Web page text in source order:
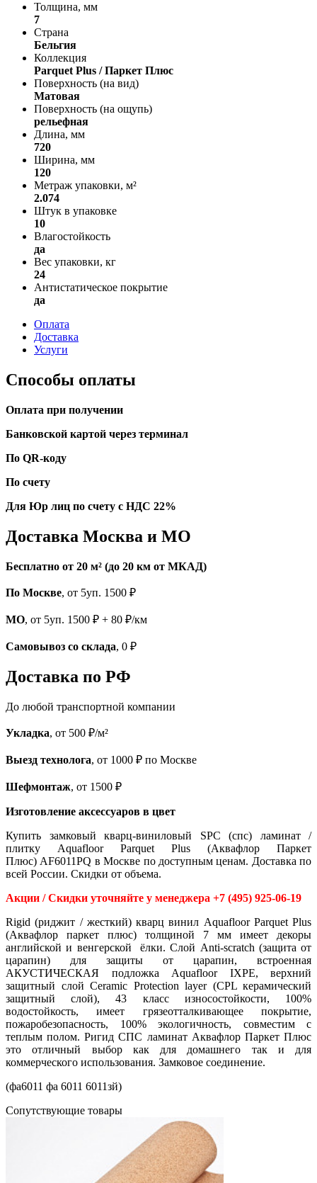
Толщина, мм
7
Страна
Бельгия
Коллекция
Parquet Plus / Паркет Плюс
Поверхность (на вид)
Матовая
Поверхность (на ощупь)
рельефная
Длина, мм
720
Ширина, мм
120
Метраж упаковки, м²
2.074
Штук в упаковке
10
Влагостойкость
да
Вес упаковки, кг
24
Антистатическое покрытие
да
Оплата
Доставка
Услуги
Способы оплаты
Оплата при получении
Банковской картой через терминал
По QR-коду
По счету
Для Юр лиц по счету с НДС 22%
Доставка Москва и МО
Бесплатно от 20 м² (до 20 км от МКАД)
По Москве, от 5уп. 1500 ₽
МО, от 5уп. 1500 ₽ + 80 ₽/км
Самовывоз со склада, 0 ₽
Доставка по РФ
До любой транспортной компании
Укладка, от 500 ₽/м²
Выезд технолога, от 1000 ₽ по Москве
Шефмонтаж, от 1500 ₽
Изготовление аксессуаров в цвет
Купить замковый кварц-виниловый SPC (спс) ламинат /
плитку Aquafloor Parquet Plus (Аквафлор Паркет
Плюс) AF6011PQ в Москве по доступным ценам. Доставка по
всей России. Скидки от объема.
Акции / Скидки уточняйте у менеджера +7 (495) 925-06-19
Rigid (риджит / жесткий) кварц винил Aquafloor Parquet Plus
(Аквафлор паркет плюс) толщиной 7 мм имеет декоры
английской и венгерской ёлки. Слой Anti-scratch (защита от
царапин) для защиты от царапин, встроенная
АКУСТИЧЕСКАЯ подложка Aquafloor IXPE, верхний
защитный слой Ceramic Protection layer (CPL керамический
защитный слой), 43 класс износостойкости, 100%
водостойкость, имеет грязеотталкивающее покрытие,
пожаробезопасность, 100% экологичность, совместим с
теплым полом. Ригид СПС ламинат Аквафлор Паркет Плюс
это отличный выбор как для домашнего так и для
коммерческого использования. Замковое соединение.
(фа6011 фа 6011 6011зй)
Cопутствующие товары